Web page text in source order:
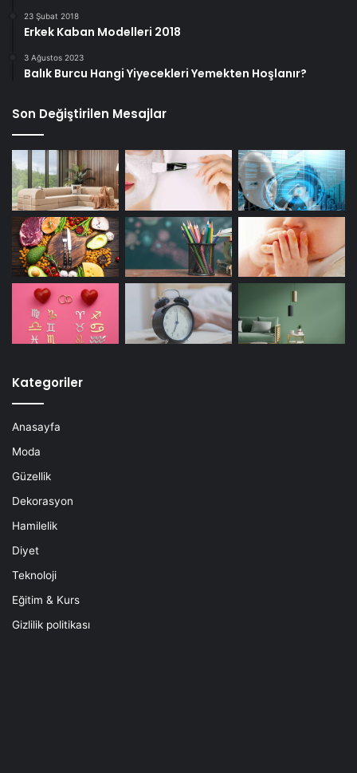
23 Şubat 2018
Erkek Kaban Modelleri 2018
3 Ağustos 2023
Balık Burcu Hangi Yiyecekleri Yemekten Hoşlanır?
Son Değiştirilen Mesajlar
Kategoriler
Anasayfa
Moda
Güzellik
Dekorasyon
Hamilelik
Diyet
Teknoloji
Eğitim & Kurs
Gizlilik politikası